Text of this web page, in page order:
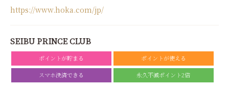
https://www.hoka.com/jp/
SEIBU PRINCE CLUB
ポイントが貯まる ポイントが使える
スマホ決済できる 永久不滅ポイント2倍